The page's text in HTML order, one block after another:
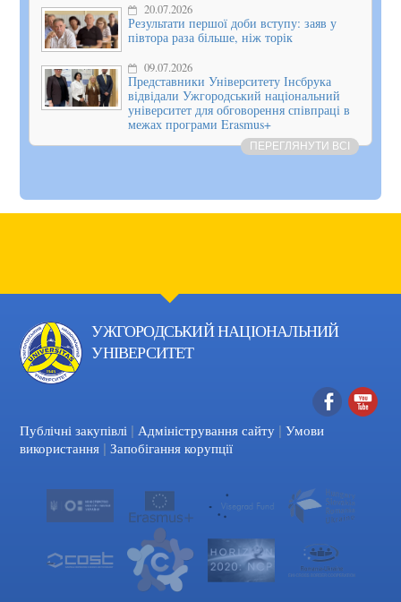
20.07.2026
Результати першої доби вступу: заяв у
півтора раза більше, ніж торік
09.07.2026
Представники Університету Інсбрука
відвідали Ужгородський національний
університет для обговорення співпраці в
межах програми Erasmus+
ПЕРЕГЛЯНУТИ ВСІ
УЖГОРОДСЬКИЙ НАЦІОНАЛЬНИЙ
УНІВЕРСИТЕТ
Facebook
Публічні закупівлі | Адміністрування сайту | Умови
використання | Запобігання корупції